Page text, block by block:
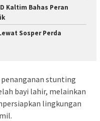
Kaltim Bahas Peran
Sosper Perda
stunting
bayi lahir, melainkan
lingkungan